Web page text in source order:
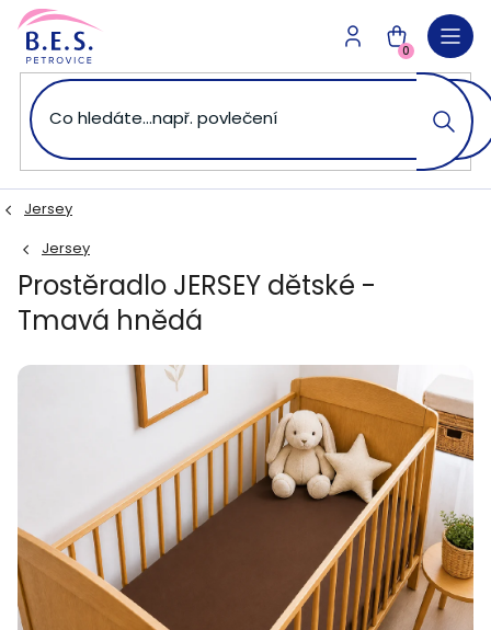
Přejít
obsah
NÁKUPNÍ
KOŠÍK
0
Jersey
Jersey
Prostěradlo JERSEY dětské -
Tmavá hnědá